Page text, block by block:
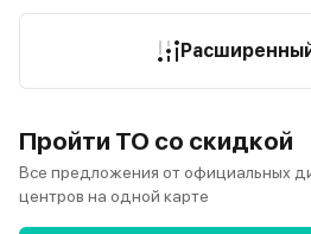
Пройти ТО со скидкой
Все предложения от официальных
центров на одной карте